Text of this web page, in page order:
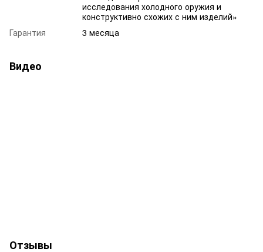
исследования холодного оружия и
конструктивно схожих с ним изделий»
Гарантия
3 месяца
Видео
Отзывы